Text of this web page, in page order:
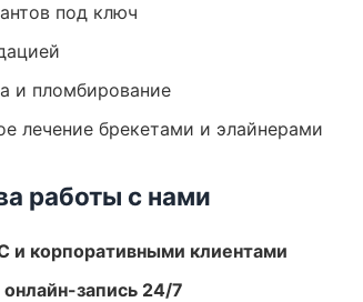
под ключ
и пломбирование
лечение брекетами и элайнерами
работы с нами
и корпоративными клиентами
онлайн-запись 24/7